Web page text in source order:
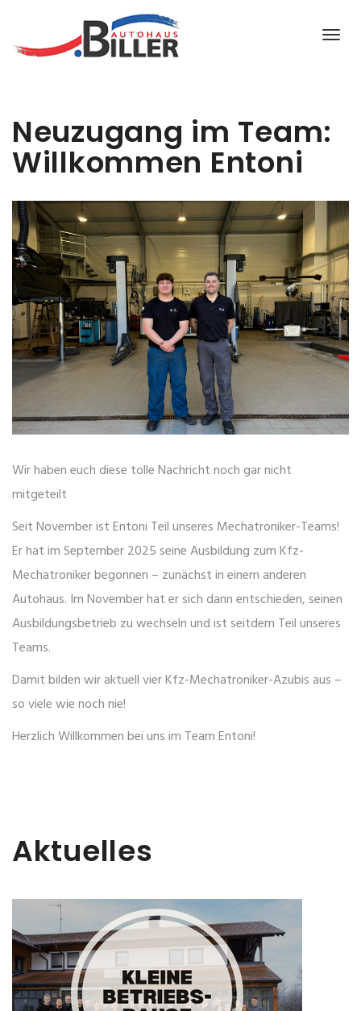
Neuzugang im Team:
Willkommen Entoni
Wir haben euch diese tolle Nachricht noch gar nicht
mitgeteilt
Seit November ist Entoni Teil unseres Mechatroniker-Teams!
Er hat im September 2025 seine Ausbildung zum Kfz-
Mechatroniker begonnen – zunächst in einem anderen
Autohaus. Im November hat er sich dann entschieden, seinen
Ausbildungsbetrieb zu wechseln und ist seitdem Teil unseres
Teams.
Damit bilden wir aktuell vier Kfz-Mechatroniker-Azubis aus –
so viele wie noch nie!
Herzlich Willkommen bei uns im Team Entoni!
Aktuelles